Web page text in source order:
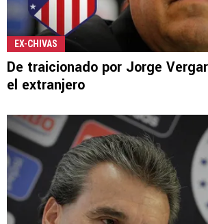
EX-CHIVAS
De traicionado por Jorge
el extranjero